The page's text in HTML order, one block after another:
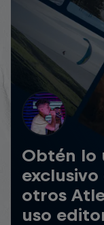
Obtén lo
otros
uso